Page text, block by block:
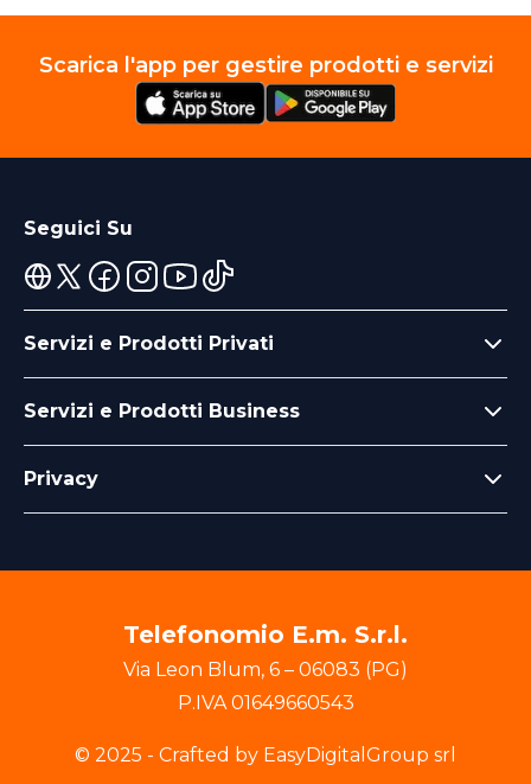
Scarica l'app per gestire prodotti e servizi
Seguici Su
Servizi e Prodotti Privati
Servizi e Prodotti Business
Privacy
Telefonomio E.m. S.r.l.
Via Leon Blum, 6 – 06083 (PG)
P.IVA 01649660543
© 2025 - Crafted by EasyDigitalGroup srl